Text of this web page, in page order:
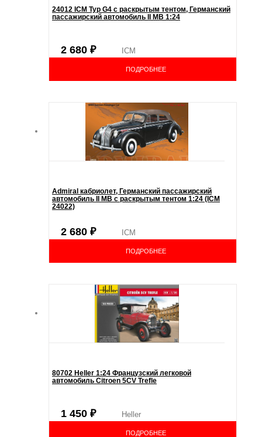
24012 ICM Typ G4 с раскрытым тентом, Германский
пассажирский автомобиль ІІ МВ 1:24
2 680 ₽ ICM
ПОДРОБНЕЕ
Admiral кабриолет, Германский пассажирский
автомобиль ІІ МВ с раскрытым тентом 1:24 (ICM
24022)
2 680 ₽ ICM
ПОДРОБНЕЕ
80702 Heller 1:24 Французский легковой
автомобиль Citroen 5CV Trefle
1 450 ₽ Heller
ПОДРОБНЕЕ